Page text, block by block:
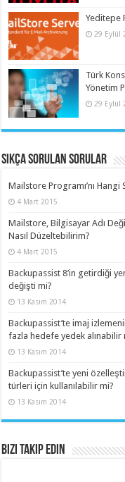
Yeditepe
29 Eylül
Türk
Yönetim
29 Eylül
Sıkça Sorulan Sorular
Mailstore Programı’nı Hangi
4 Mart 2015
Mailstore, Bilgisayar Adı
Nasıl Düzeltebilirim?
4 Mart 2015
Backupassist 8’in getirdiği
değişti mi?
13 Kasım 2014
Backupassist’te imaj
fazla hedefe yedek alınabilir
13 Kasım 2014
Backupassist’te yeni
türleri için kullanılabilir mi?
13 Kasım 2014
Bizi Takip Edin